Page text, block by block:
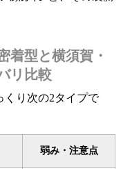
着型と横須賀・
リ比較
くり次の2タイプで
弱み・注意点